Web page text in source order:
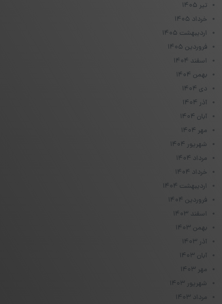
تیر ۱۴۰۵
خرداد ۱۴۰۵
اردیبهشت ۱۴۰۵
فروردین ۱۴۰۵
اسفند ۱۴۰۴
بهمن ۱۴۰۴
دی ۱۴۰۴
آذر ۱۴۰۴
آبان ۱۴۰۴
مهر ۱۴۰۴
شهریور ۱۴۰۴
مرداد ۱۴۰۴
خرداد ۱۴۰۴
اردیبهشت ۱۴۰۴
فروردین ۱۴۰۴
اسفند ۱۴۰۳
بهمن ۱۴۰۳
آذر ۱۴۰۳
آبان ۱۴۰۳
مهر ۱۴۰۳
شهریور ۱۴۰۳
مرداد ۱۴۰۳